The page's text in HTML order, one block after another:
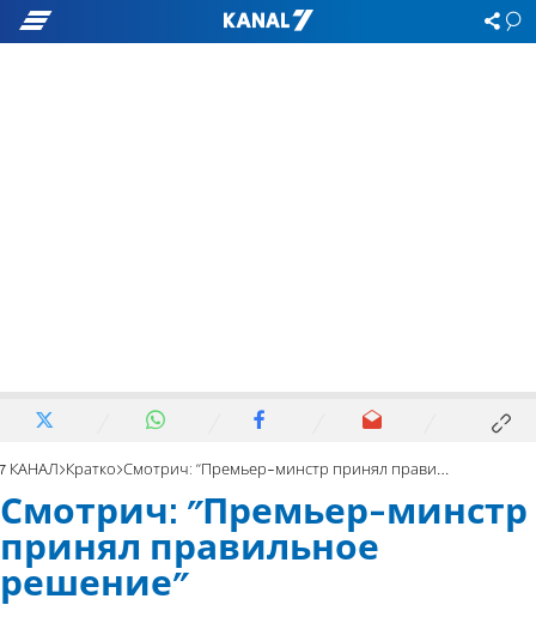
7 КАНАЛ Кратко Смотрич: "Премьер-минстр принял правильное решение"
Смотрич: "Премьер-минстр
принял правильное
решение"